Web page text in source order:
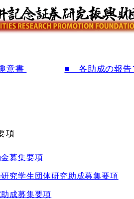
意書 ■ 各助成の報告
項
募集要項
究学生団体研究助成募集要項
成募集要項